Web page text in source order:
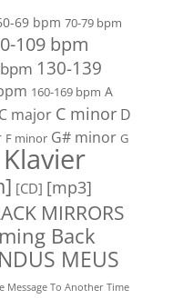
69 bpm 70-79 bpm
109 bpm
130-139
160-169 bpm A
C major C minor D
F minor G# minor G
Klavier
[CD] [mp3]
MIRRORS
Back
MEUS
Message To Another Time